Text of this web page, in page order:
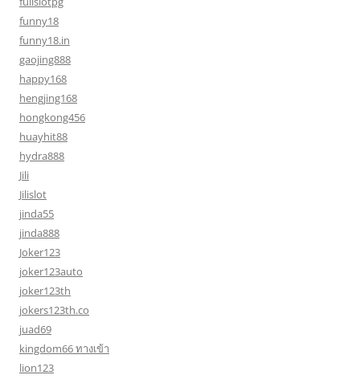
funny18
funny18.in
gaojing888
happy168
hengjing168
hongkong456
huayhit88
hydra888
Jili
Jilislot
jinda55
jinda888
Joker123
joker123auto
joker123th
jokers123th.co
juad69
kingdom66 ทางเข้า
lion123